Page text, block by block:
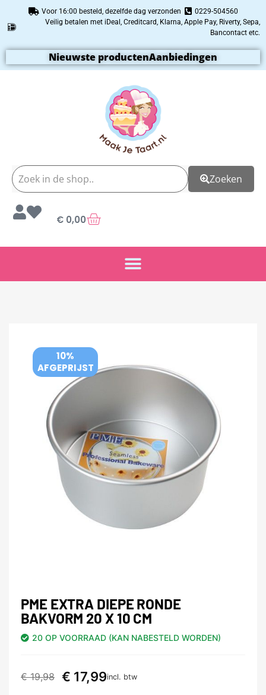
Voor 16:00 besteld, dezelfde dag verzonden
0229-504560
Veilig betalen met iDeal, Creditcard, Klarna, Apple Pay, Riverty, Sepa,
Bancontact etc.
Nieuwste productenAanbiedingen
Zoeken
€ 0,00
10%
AFGEPRIJST
PME EXTRA DIEPE RONDE
BAKVORM 20 X 10 CM
20 OP VOORRAAD (KAN NABESTELD WORDEN)
€19,98 € 17,99incl. btw